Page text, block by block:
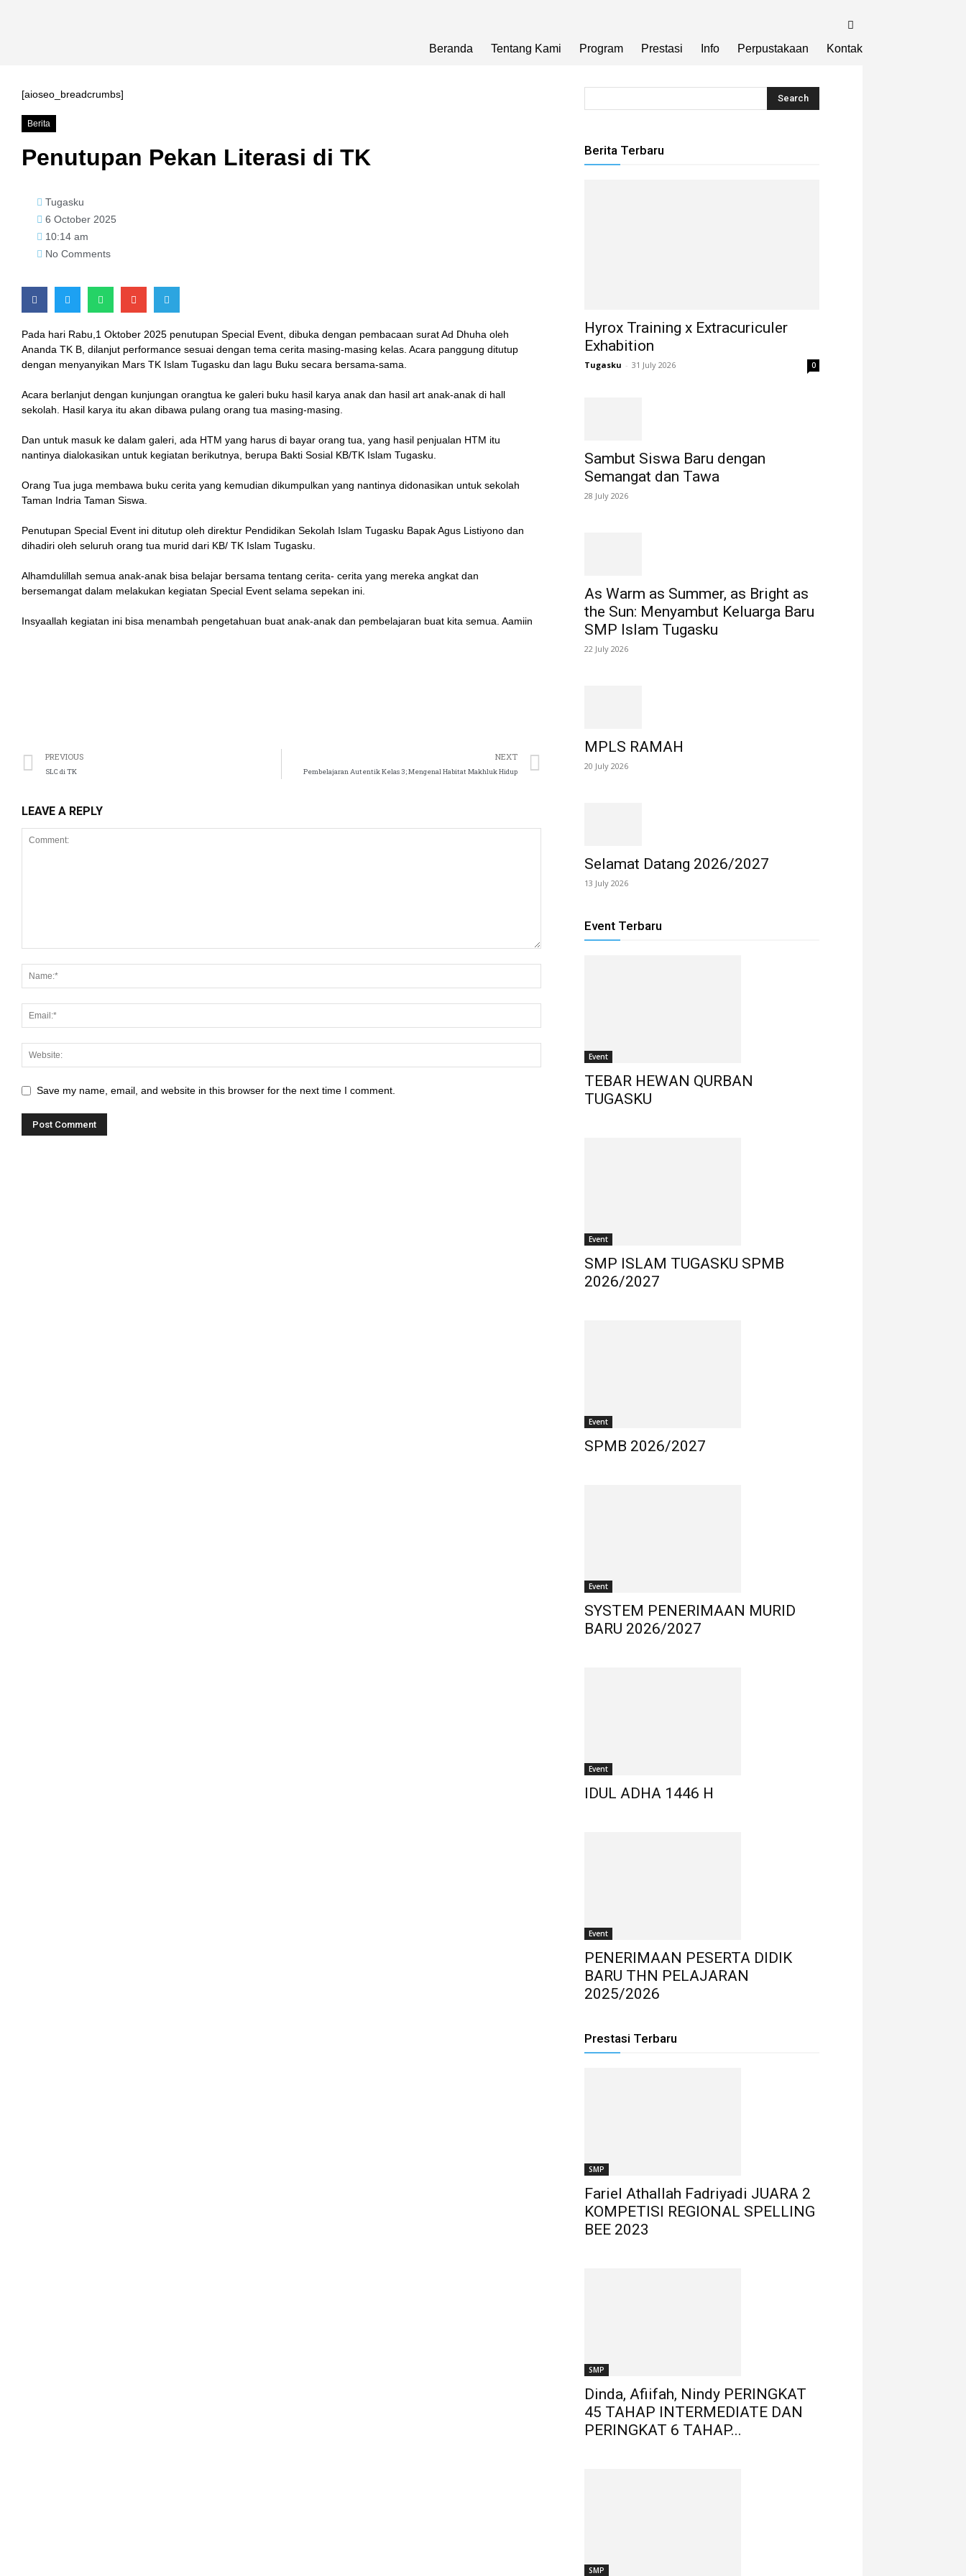
Beranda Tentang Kami Program Prestasi Info Perpustakaan Kontak
[aioseo_breadcrumbs]
Berita
Penutupan Pekan Literasi di TK
Tugasku
6 October 2025
10:14 am
No Comments
Pada hari Rabu,1 Oktober 2025 penutupan Special Event, dibuka dengan pembacaan surat Ad Dhuha oleh
Ananda TK B, dilanjut performance sesuai dengan tema cerita masing-masing kelas. Acara panggung ditutup
dengan menyanyikan Mars TK Islam Tugasku dan lagu Buku secara bersama-sama.
Acara berlanjut dengan kunjungan orangtua ke galeri buku hasil karya anak dan hasil art anak-anak di hall
sekolah. Hasil karya itu akan dibawa pulang orang tua masing-masing.
Dan untuk masuk ke dalam galeri, ada HTM yang harus di bayar orang tua, yang hasil penjualan HTM itu
nantinya dialokasikan untuk kegiatan berikutnya, berupa Bakti Sosial KB/TK Islam Tugasku.
Orang Tua juga membawa buku cerita yang kemudian dikumpulkan yang nantinya didonasikan untuk sekolah
Taman Indria Taman Siswa.
Penutupan Special Event ini ditutup oleh direktur Pendidikan Sekolah Islam Tugasku Bapak Agus Listiyono dan
dihadiri oleh seluruh orang tua murid dari KB/ TK Islam Tugasku.
Alhamdulillah semua anak-anak bisa belajar bersama tentang cerita- cerita yang mereka angkat dan
bersemangat dalam melakukan kegiatan Special Event selama sepekan ini.
Insyaallah kegiatan ini bisa menambah pengetahuan buat anak-anak dan pembelajaran buat kita semua. Aamiin
PREVIOUS
SLC di TK
NEXT
Pembelajaran Autentik Kelas 3; Mengenal Habitat Makhluk Hidup
LEAVE A REPLY
Save my name, email, and website in this browser for the next time I comment.
Berita Terbaru
Hyrox Training x Extracuriculer
Exhabition
Tugasku - 31 July 2026 0
Sambut Siswa Baru dengan
Semangat dan Tawa
28 July 2026
As Warm as Summer, as Bright as
the Sun: Menyambut Keluarga Baru
SMP Islam Tugasku
22 July 2026
MPLS RAMAH
20 July 2026
Selamat Datang 2026/2027
13 July 2026
Event Terbaru
Event
TEBAR HEWAN QURBAN
TUGASKU
Event
SMP ISLAM TUGASKU SPMB
2026/2027
Event
SPMB 2026/2027
Event
SYSTEM PENERIMAAN MURID
BARU 2026/2027
Event
IDUL ADHA 1446 H
Event
PENERIMAAN PESERTA DIDIK
BARU THN PELAJARAN
2025/2026
Prestasi Terbaru
SMP
Fariel Athallah Fadriyadi JUARA 2
KOMPETISI REGIONAL SPELLING
BEE 2023
SMP
Dinda, Afiifah, Nindy PERINGKAT
45 TAHAP INTERMEDIATE DAN
PERINGKAT 6 TAHAP...
SMP